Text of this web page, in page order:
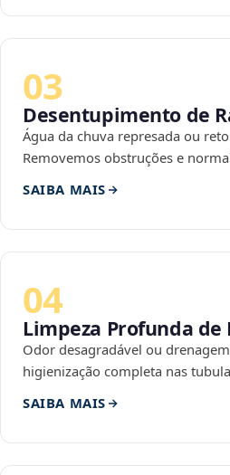
03
Desentupimento de
Água da chuva represada ou
Removemos obstruções e
SAIBA MAIS
04
Limpeza Profunda de
Odor desagradável ou
higienização completa nas
SAIBA MAIS